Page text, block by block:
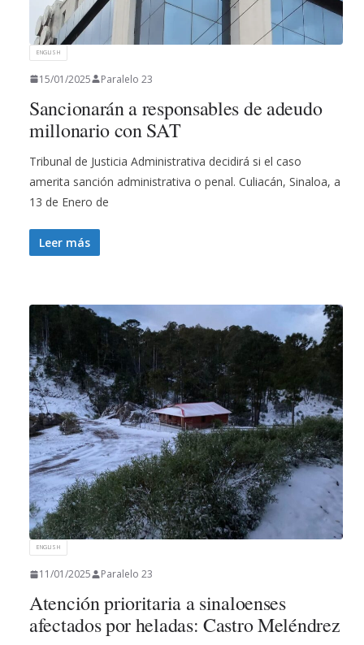
ENGLISH
15/01/2025 Paralelo 23
Sancionarán a responsables de adeudo
millonario con SAT
Tribunal de Justicia Administrativa decidirá si el caso
amerita sanción administrativa o penal. Culiacán, Sinaloa, a
13 de Enero de
Leer más
ENGLISH
11/01/2025 Paralelo 23
Atención prioritaria a sinaloenses
afectados por heladas: Castro Meléndrez